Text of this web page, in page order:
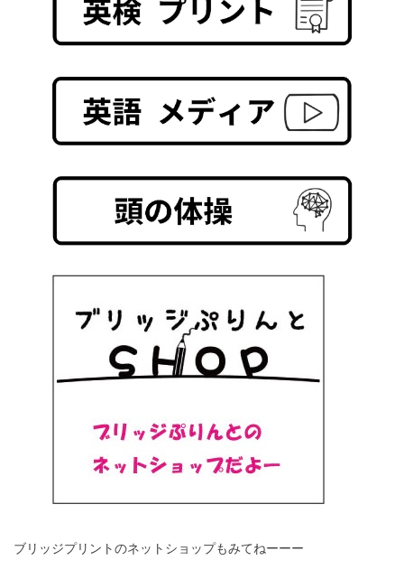
ブリッジプリントのネットショップもみてねーーー